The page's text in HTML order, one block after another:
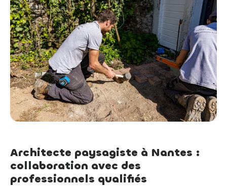
Architecte paysagiste à Nantes :
collaboration avec des
professionnels qualifiés